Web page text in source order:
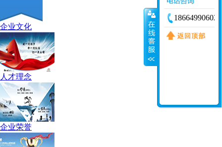
企业文化
人才理念
企业荣誉
18664990602